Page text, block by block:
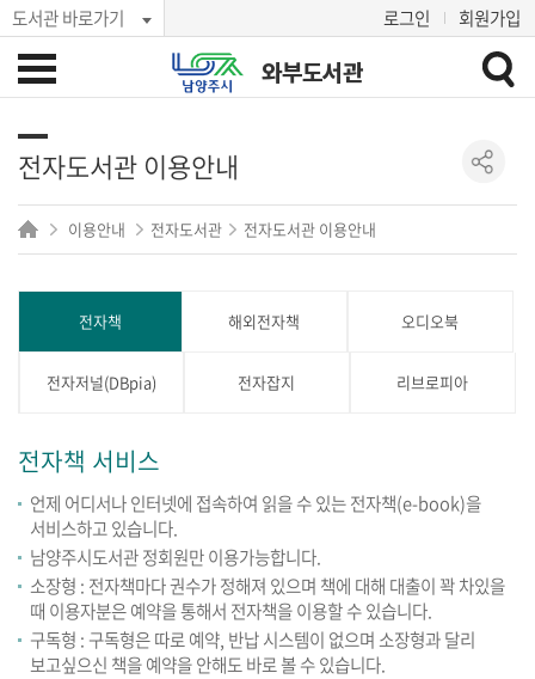
도서관 바로가기 로그인 회원가입
와부도서관
전자도서관 이용안내
이용안내 전자도서관 전자도서관 이용안내
전자책 해외전자책 오디오북
전자저널(DBpia) 전자잡지 리브로피아
전자책 서비스
언제 어디서나 인터넷에 접속하여 읽을 수 있는 전자책(e-book)을
서비스하고 있습니다.
남양주시도서관 정회원만 이용가능합니다.
소장형 : 전자책마다 권수가 정해져 있으며 책에 대해 대출이 꽉 차있을
때 이용자분은 예약을 통해서 전자책을 이용할 수 있습니다.
구독형 : 구독형은 따로 예약, 반납 시스템이 없으며 소장형과 달리
보고싶으신 책을 예약을 안해도 바로 볼 수 있습니다.